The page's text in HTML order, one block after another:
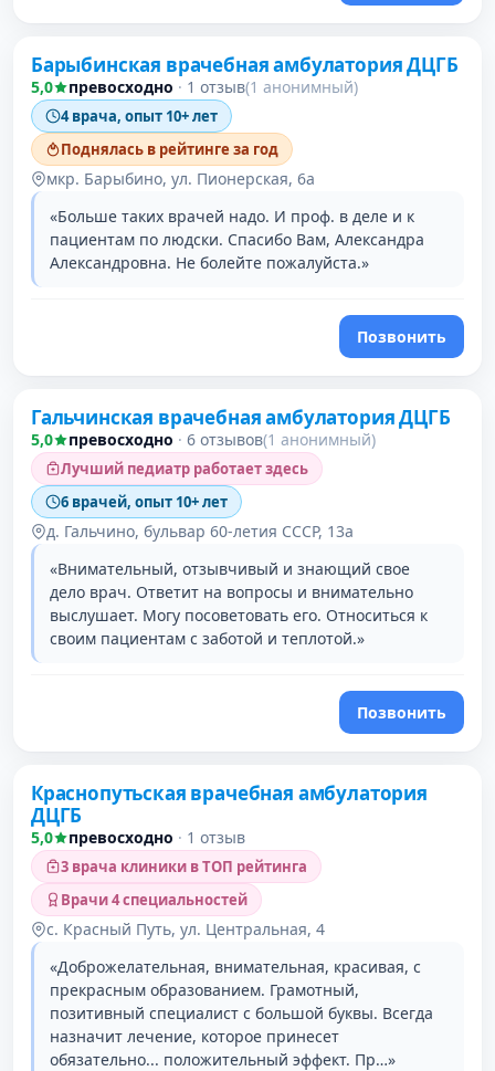
Барыбинская врачебная амбулатория ДЦГБ
5,0 превосходно · 1 отзыв(1 анонимный)
4 врача, опыт 10+ лет
Поднялась в рейтинге за год
мкр. Барыбино, ул. Пионерская, 6а
«Больше таких врачей надо. И проф. в деле и к
пациентам по людски. Спасибо Вам, Александра
Александровна. Не болейте пожалуйста.»
Позвонить
Гальчинская врачебная амбулатория ДЦГБ
5,0 превосходно · 6 отзывов(1 анонимный)
Лучший педиатр работает здесь
6 врачей, опыт 10+ лет
д. Гальчино, бульвар 60-летия СССР, 13а
«Внимательный, отзывчивый и знающий свое
дело врач. Ответит на вопросы и внимательно
выслушает. Могу посоветовать его. Относиться к
своим пациентам с заботой и теплотой.»
Позвонить
Краснопутьская врачебная амбулатория
ДЦГБ
5,0 превосходно · 1 отзыв
3 врача клиники в ТОП рейтинга
Врачи 4 специальностей
с. Красный Путь, ул. Центральная, 4
«Доброжелательная, внимательная, красивая, с
прекрасным образованием. Грамотный,
позитивный специалист с большой буквы. Всегда
назначит лечение, которое принесет
обязательно... положительный эффект. Пр…»